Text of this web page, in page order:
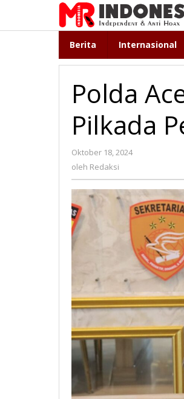
konten
Berita Internasional
Polda
Pilkada
Oktober 18, 2024
oleh Redaksi